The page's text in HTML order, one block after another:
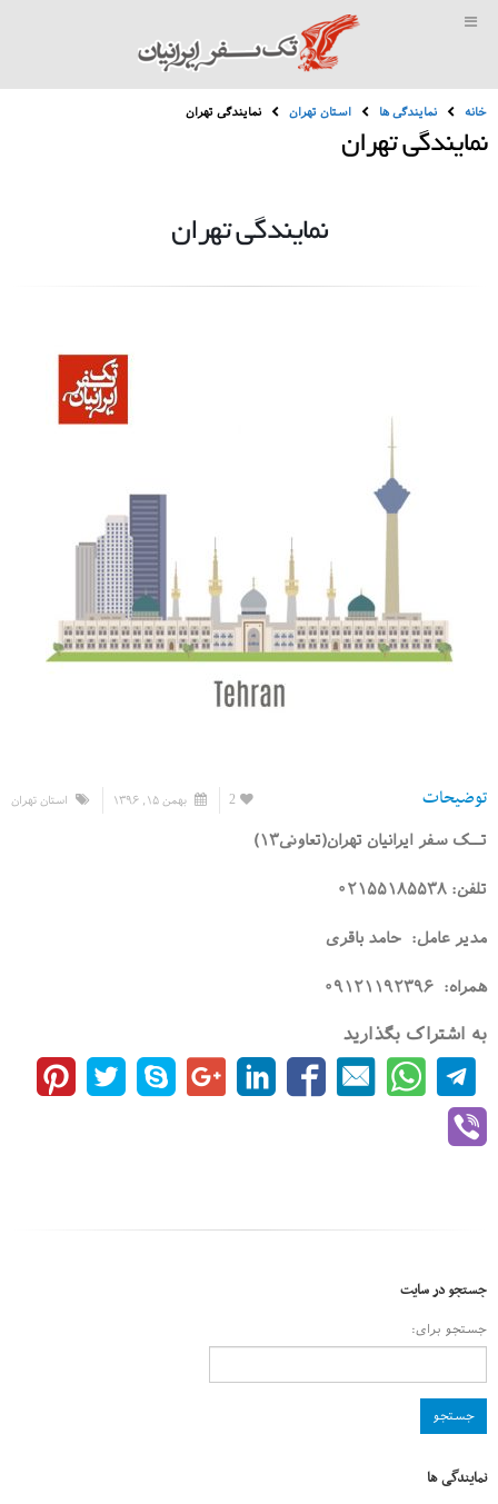
خانه نمایندگی ها استان تهران نمایندگی تهران
نمایندگی تهران
نمایندگی تهران
توضیحات 2 بهمن ۱۵, ۱۳۹۶ استان تهران
تــک سفر ایرانیان تهران(تعاونی۱۳)
تلفن: ۰۲۱۵۵۱۸۵۵۳۸
مدیر عامل: حامد باقری
همراه: ۰۹۱۲۱۱۹۲۳۹۶
به اشتراک بگذارید
جستجو در سایت
جستجو برای:
نمایندگی ها